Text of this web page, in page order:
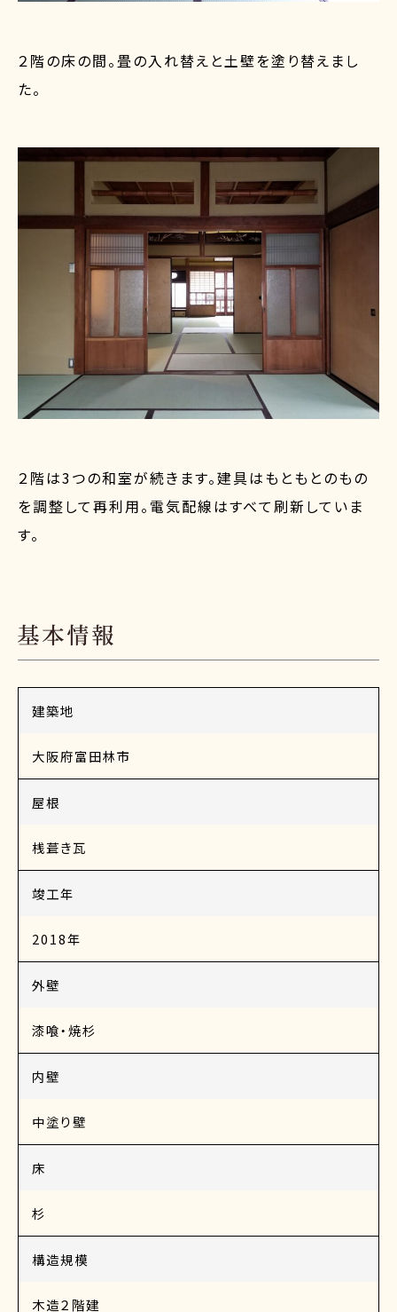
２階の床の間。畳の入れ替えと土壁を塗り替えまし
た。
２階は3つの和室が続きます。建具はもともとのもの
を調整して再利用。電気配線はすべて刷新していま
す。
建築地
大阪府富田林市
屋根
桟葺き瓦
竣工年
2018年
外壁
漆喰・焼杉
内壁
中塗り壁
床
杉
構造規模
木造２階建